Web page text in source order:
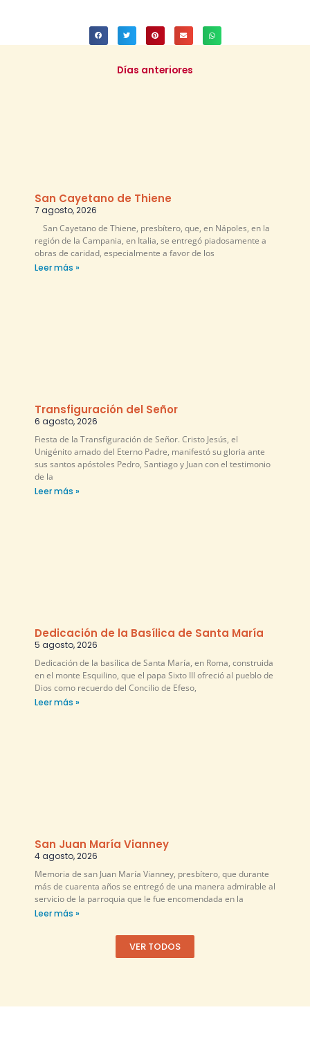
Días anteriores
San Cayetano de Thiene
7 agosto, 2026
San Cayetano de Thiene, presbítero, que, en Nápoles, en la
región de la Campania, en Italia, se entregó piadosamente a
obras de caridad, especialmente a favor de los
Leer más »
Transfiguración del Señor
6 agosto, 2026
Fiesta de la Transfiguración de Señor. Cristo Jesús, el
Unigénito amado del Eterno Padre, manifestó su gloria ante
sus santos apóstoles Pedro, Santiago y Juan con el testimonio
de la
Leer más »
Dedicación de la Basílica de Santa María
5 agosto, 2026
Dedicación de la basílica de Santa María, en Roma, construida
en el monte Esquilino, que el papa Sixto III ofreció al pueblo de
Dios como recuerdo del Concilio de Efeso,
Leer más »
San Juan María Vianney
4 agosto, 2026
Memoria de san Juan María Vianney, presbítero, que durante
más de cuarenta años se entregó de una manera admirable al
servicio de la parroquia que le fue encomendada en la
Leer más »
VER TODOS